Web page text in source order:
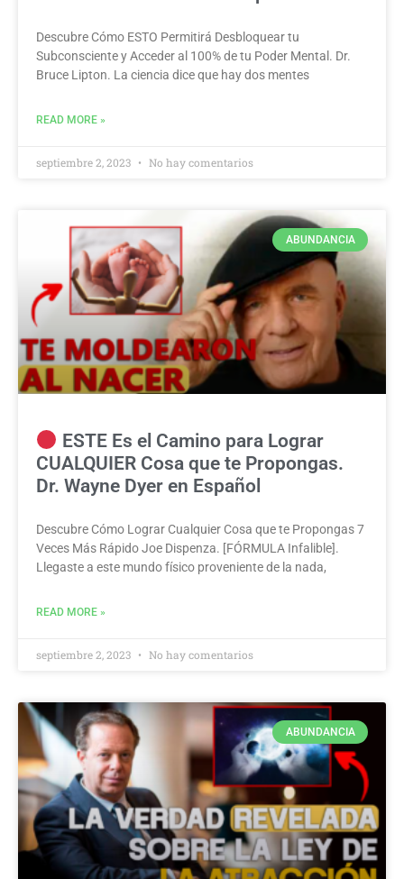
Descubre Cómo ESTO Permitirá Desbloquear tu
Subconsciente y Acceder al 100% de tu Poder Mental. Dr.
Bruce Lipton. La ciencia dice que hay dos mentes
READ MORE »
septiembre 2, 2023 No hay comentarios
ABUNDANCIA
ESTE Es el Camino para Lograr
CUALQUIER Cosa que te Propongas.
Dr. Wayne Dyer en Español
Descubre Cómo Lograr Cualquier Cosa que te Propongas 7
Veces Más Rápido Joe Dispenza. [FÓRMULA Infalible].
Llegaste a este mundo físico proveniente de la nada,
READ MORE »
septiembre 2, 2023 No hay comentarios
ABUNDANCIA